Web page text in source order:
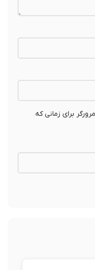
برای زمانی که